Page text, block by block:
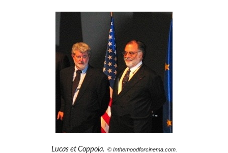
Lucas et Coppola. © Inthemoodforcinema.com.